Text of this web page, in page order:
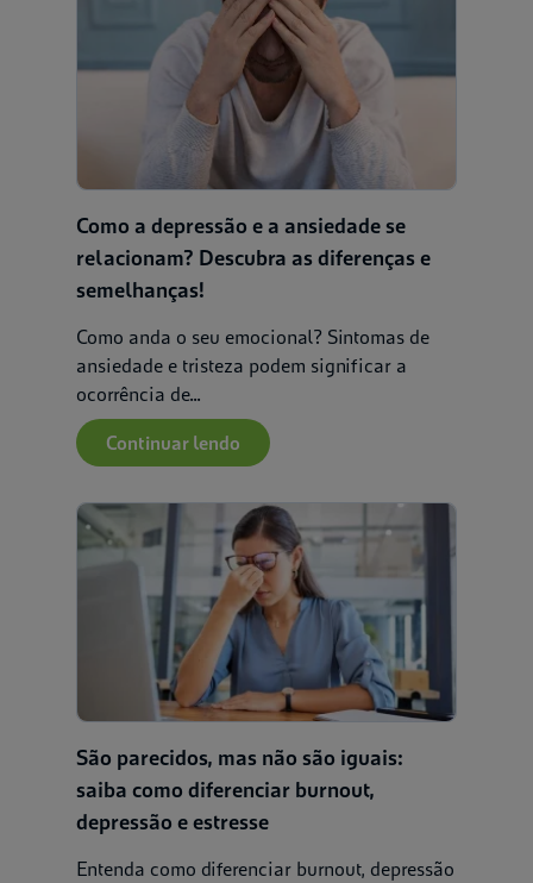
Como a depressão e a ansiedade se
relacionam? Descubra as diferenças e
semelhanças!
Como anda o seu emocional? Sintomas de
ansiedade e tristeza podem significar a
ocorrência de...
Continuar lendo
São parecidos, mas não são iguais:
saiba como diferenciar burnout,
depressão e estresse
Entenda como diferenciar burnout, depressão